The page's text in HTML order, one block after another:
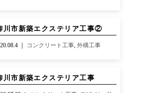
ONLINE SHOP
川市新築エクステリア工事②
｜ コンクリート工事 ,外構工事
川市新築エクステリア工事